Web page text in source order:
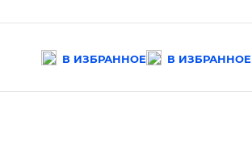
В ИЗБРАННОЕ В ИЗБРАННОЕ